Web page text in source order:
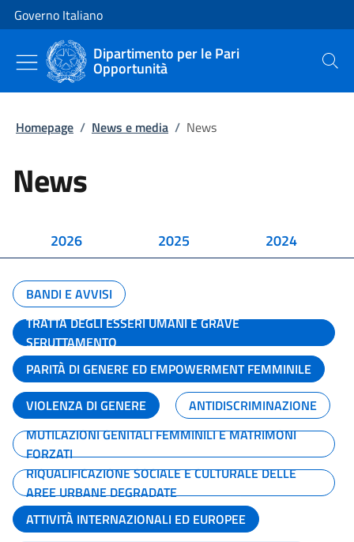
Vai al contenuto
Vai alla navigazione del sito
Governo Italiano
Dipartimento per le Pari
Opportunità Cerca
Homepage / News e media / News
News
2026 2025 2024
BANDI E AVVISI
TRATTA DEGLI ESSERI UMANI E GRAVE
SFRUTTAMENTO
PARITÀ DI GENERE ED EMPOWERMENT FEMMINILE
VIOLENZA DI GENERE
ANTIDISCRIMINAZIONE
MUTILAZIONI GENITALI FEMMINILI E MATRIMONI
FORZATI
RIQUALIFICAZIONE SOCIALE E CULTURALE DELLE
AREE URBANE DEGRADATE
ATTIVITÀ INTERNAZIONALI ED EUROPEE